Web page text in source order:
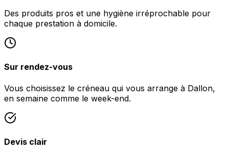
Des produits pros et une hygiène irréprochable pour
chaque prestation à domicile.
Sur rendez-vous
Vous choisissez le créneau qui vous arrange à Dallon,
en semaine comme le week-end.
Devis clair